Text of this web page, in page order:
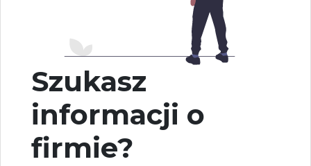
Szukasz
informacji o
firmie?